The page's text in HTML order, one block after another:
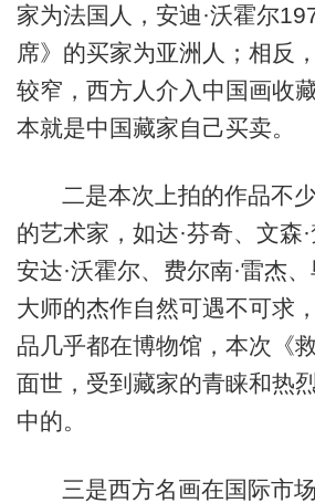
家为法国人，安迪·沃霍尔
席》的买家为亚洲人；相反
较窄，西方人介入中国画收
本就是中国藏家自己买卖。
二是本次上拍的作品不
的艺术家，如达·芬奇、文森·
安达·沃霍尔、费尔南·雷杰
大师的杰作自然可遇不可求
品几乎都在博物馆，本次《
面世，受到藏家的青睐和热
中的。
三是西方名画在国际市